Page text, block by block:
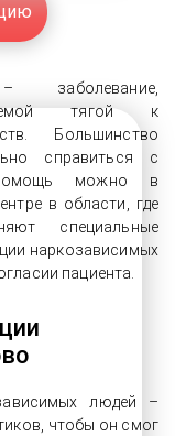
заболевание,
тягой к
Большинство
справиться с
помощь можно в
в области, где
специальные
наркозависимых
пациента.
людей –
чтобы он смог